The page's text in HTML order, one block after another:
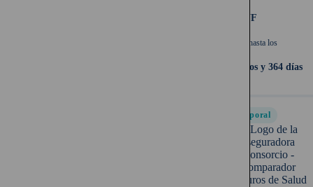
500 UF
Cubre hasta los
64 años y 364 días
Temporal